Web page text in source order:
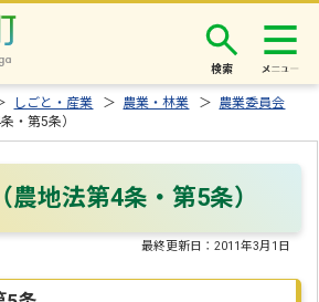
検索
しごと・産業 ＞ 農業・林業 ＞ 農業委員会
・第5条）
農地法第4条・第5条）
最終更新日：2011年3月1日